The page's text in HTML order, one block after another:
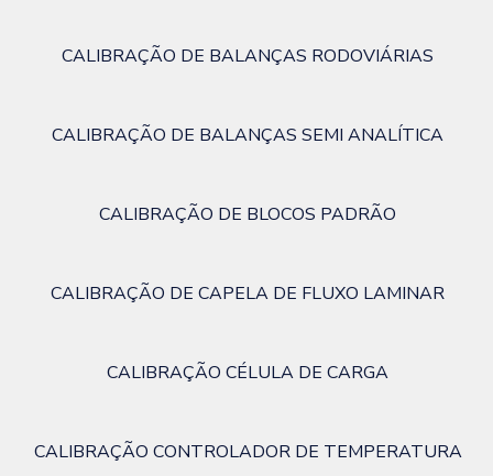
CALIBRAÇÃO DE BALANÇAS RODOVIÁRIAS
CALIBRAÇÃO DE BALANÇAS SEMI ANALÍTICA
CALIBRAÇÃO DE BLOCOS PADRÃO
CALIBRAÇÃO DE CAPELA DE FLUXO LAMINAR
CALIBRAÇÃO CÉLULA DE CARGA
CALIBRAÇÃO CONTROLADOR DE TEMPERATURA